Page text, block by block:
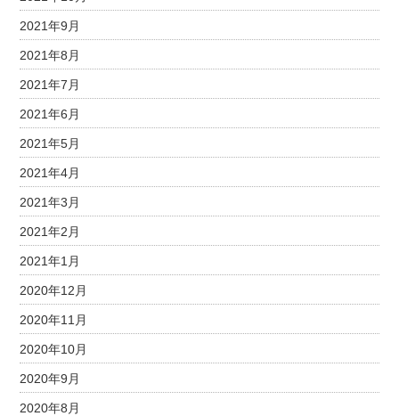
2021年9月
2021年8月
2021年7月
2021年6月
2021年5月
2021年4月
2021年3月
2021年2月
2021年1月
2020年12月
2020年11月
2020年10月
2020年9月
2020年8月